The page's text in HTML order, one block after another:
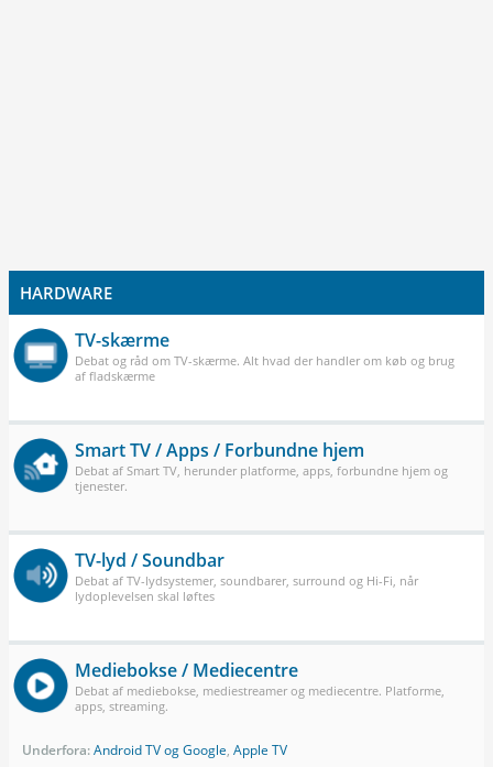
HARDWARE
TV-skærme
Debat og råd om TV-skærme. Alt hvad der handler om køb og brug
af fladskærme
Smart TV / Apps / Forbundne hjem
Debat af Smart TV, herunder platforme, apps, forbundne hjem og
tjenester.
TV-lyd / Soundbar
Debat af TV-lydsystemer, soundbarer, surround og Hi-Fi, når
lydoplevelsen skal løftes
Mediebokse / Mediecentre
Debat af mediebokse, mediestreamer og mediecentre. Platforme,
apps, streaming.
Underfora:Android TV og Google, Apple TV